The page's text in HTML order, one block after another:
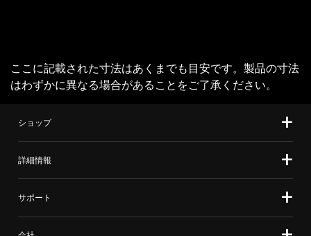
ここに記載された寸法はあくまでも目安です。製品の寸法
はわずかに異なる場合があることをご了承ください。
ショップ
詳細情報
サポート